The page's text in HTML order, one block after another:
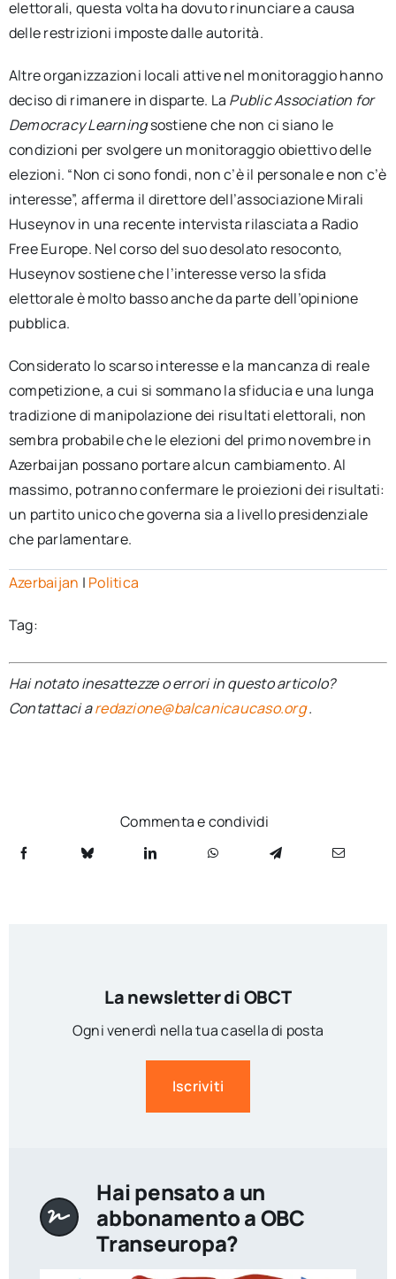
elettorali, questa volta ha dovuto rinunciare a causa
delle restrizioni imposte dalle autorità.
Altre organizzazioni locali attive nel monitoraggio hanno
deciso di rimanere in disparte. La Public Association for
Democracy Learningsostiene che non ci siano le
condizioni per svolgere un monitoraggio obiettivo delle
elezioni. “Non ci sono fondi, non c’è il personale e non c’è
interesse”, afferma il direttore dell’associazione Mirali
Huseynov in una recente intervista rilasciata a Radio
Free Europe. Nel corso del suo desolato resoconto,
Huseynov sostiene che l’interesse verso la sfida
elettorale è molto basso anche da parte dell’opinione
pubblica.
Considerato lo scarso interesse e la mancanza di reale
competizione, a cui si sommano la sfiducia e una lunga
tradizione di manipolazione dei risultati elettorali, non
sembra probabile che le elezioni del primo novembre in
Azerbaijan possano portare alcun cambiamento. Al
massimo, potranno confermare le proiezioni dei risultati:
un partito unico che governa sia a livello presidenziale
che parlamentare.
Azerbaijan | Politica
Tag:
Hai notato inesattezze o errori in questo articolo?
Contattaci aredazione@balcanicaucaso.org.
Commenta e condividi
La newsletter di OBCT
Ogni venerdì nella tua casella di posta
Iscriviti
Hai pensato a un
abbonamento a OBC
Transeuropa?